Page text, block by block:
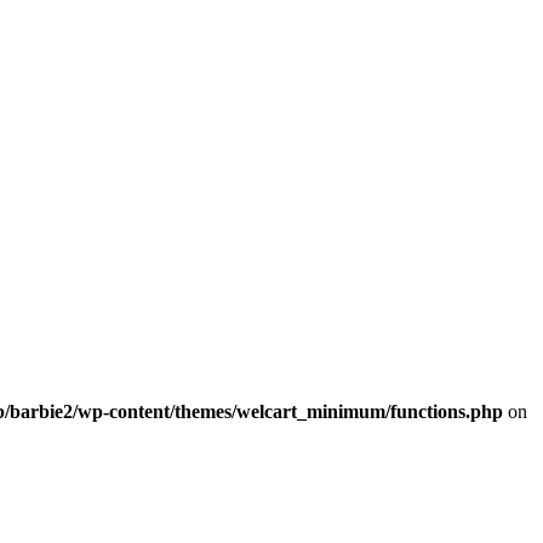
barbie2/wp-content/themes/welcart_minimum/functions.php on